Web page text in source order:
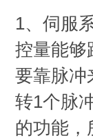
1、伺服
控量能够
要靠脉冲
转1个脉
的功能，